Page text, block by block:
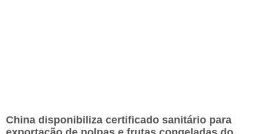
China disponibiliza certificado sanitário para